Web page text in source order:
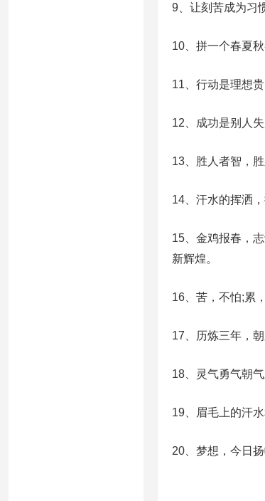
9、让刻苦成为习
10、拼一个春夏
11、行动是理想贵
12、成功是别人失
13、胜人者智，
14、汗水的挥洒
15、金鸡报春，
新辉煌。
16、苦，不怕;累
17、历炼三年，
18、灵气勇气朝
19、眉毛上的汗
20、梦想，今日